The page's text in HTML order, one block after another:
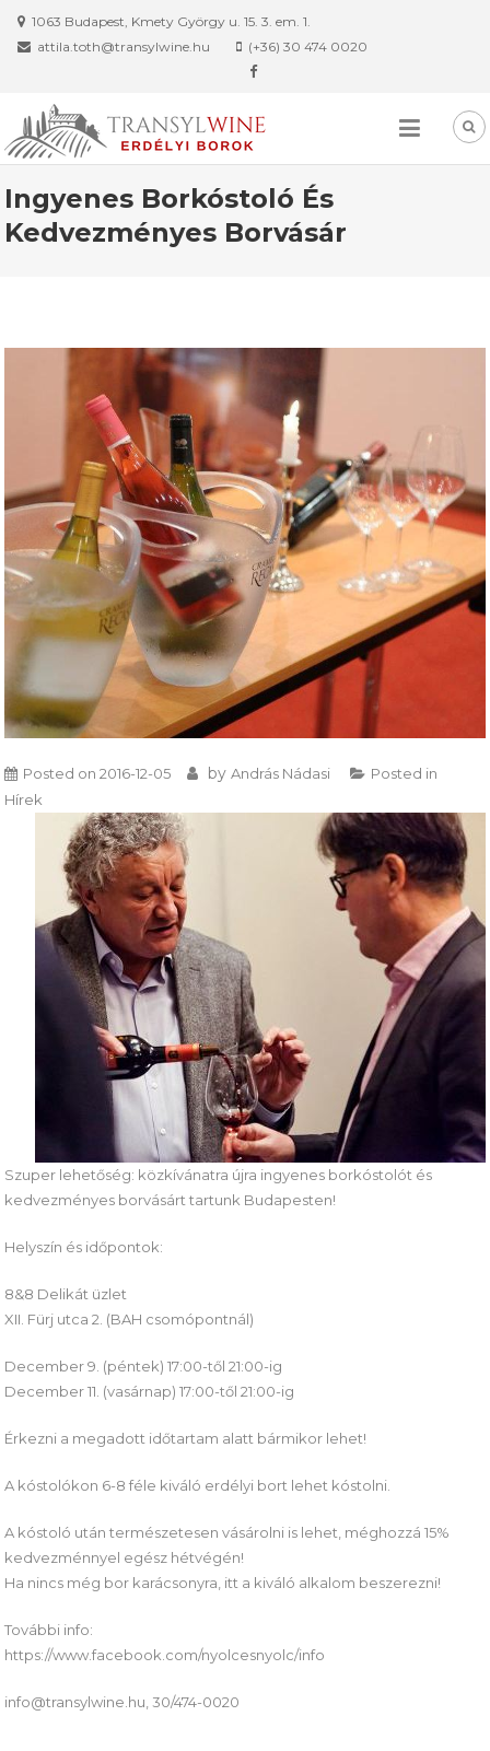
1063 Budapest, Kmety György u. 15. 3. em. 1.
attila.toth@transylwine.hu
(+36) 30 474 0020
Ingyenes Borkóstoló És
Kedvezményes Borvásár
Posted on2016-12-05 byAndrás Nádasi
Posted in
Hírek
Szuper lehetőség: közkívánatra újra ingyenes borkóstolót és
kedvezményes borvásárt tartunk Budapesten!
Helyszín és időpontok:
8&8 Delikát üzlet
XII. Fürj utca 2. (BAH csomópontnál)
December 9. (péntek) 17:00-től 21:00-ig
December 11. (vasárnap) 17:00-től 21:00-ig
Érkezni a megadott időtartam alatt bármikor lehet!
A kóstolókon 6-8 féle kiváló erdélyi bort lehet kóstolni.
A kóstoló után természetesen vásárolni is lehet, méghozzá 15%
kedvezménnyel egész hétvégén!
Ha nincs még bor karácsonyra, itt a kiváló alkalom beszerezni!
További info:
https://www.facebook.com/nyolcesnyolc/info
info@transylwine.hu, 30/474-0020